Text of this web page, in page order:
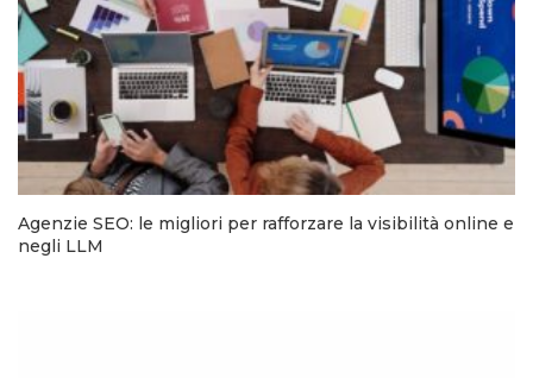
Agenzie SEO: le migliori per rafforzare la visibilità online e
negli LLM